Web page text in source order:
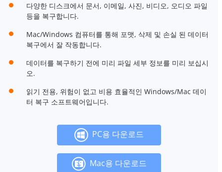
다양한 디스크에서 문서, 이메일, 사진, 비디오, 오디오 파일
등을 복구합니다.
Mac/Windows 컴퓨터를 통해 포맷, 삭제 및 손실 된 데이터
복구에서 잘 작동합니다.
데이터를 복구하기 전에 미리 파일 세부 정보를 미리 보십시
오.
읽기 전용, 위험이 없고 비용 효율적인 Windows/Mac 데이
터 복구 소프트웨어입니다.
PC용 다운로드
Mac용 다운로드